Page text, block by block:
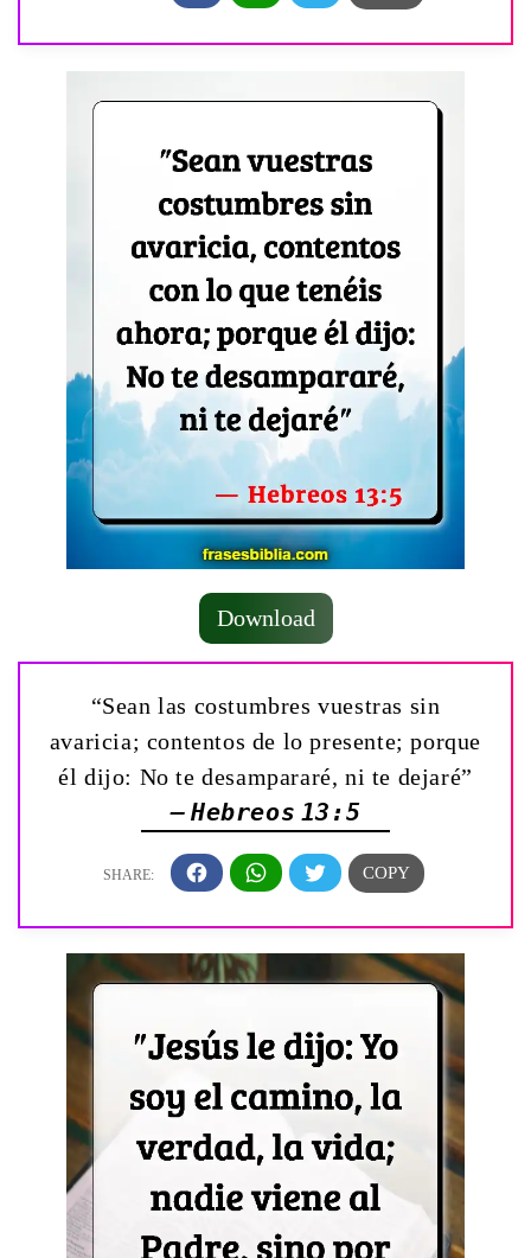
Download
“Sean las costumbres vuestras sin
avaricia; contentos de lo presente; porque
él dijo: No te desampararé, ni te dejaré”
— Hebreos 13:5